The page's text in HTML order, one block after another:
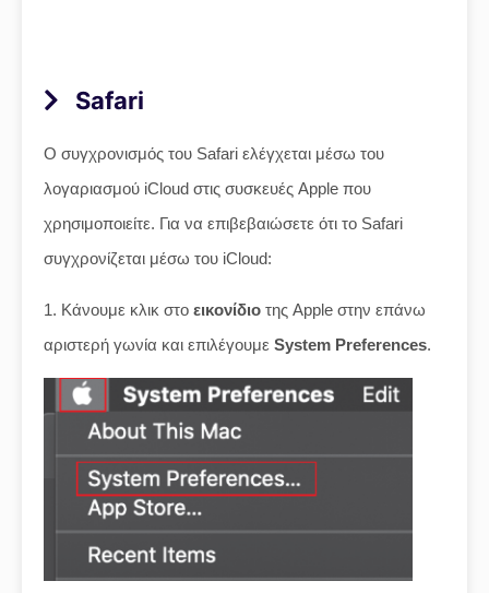
Safari
Ο συγχρονισμός του Safari ελέγχεται μέσω του
λογαριασμού iCloud στις συσκευές Apple που
χρησιμοποιείτε. Για να επιβεβαιώσετε ότι το Safari
συγχρονίζεται μέσω του iCloud:
1. Κάνουμε κλικ στο εικονίδιο της Apple στην επάνω
αριστερή γωνία και επιλέγουμε System Preferences.